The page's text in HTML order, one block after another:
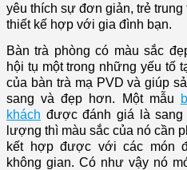
yêu thích sự đơn giản, trẻ trung
thiết kế hợp với gia đình bạn.
Bàn trà phòng có màu sắc
hội tụ một trong những yếu tố
của bàn trà mạ PVD và giúp
sang và đẹp hơn. Một mẫu
khách được đánh giá là sang
lượng thì màu sắc của nó cần
kết hợp được với các món
không gian. Có như vậy nó